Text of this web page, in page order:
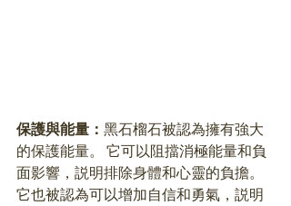
保護與能量： 黑石榴石被認為擁有強大
的保護能量。 它可以阻擋消極能量和負
面影響，説明排除身體和心靈的負擔。
它也被認為可以增加自信和勇氣，説明